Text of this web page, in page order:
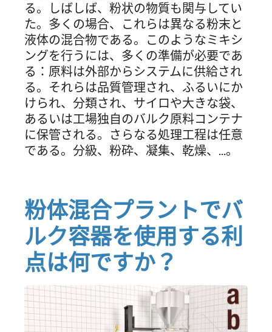
る。しばしば、粉状の物質も関与してい
た。多くの場合、これらは異なる粉末と
液体の混合物である。このようなミキシ
ングを行うには、多くの準備が必要であ
る：原料は外部からシステムに供給され
る。それらは品質管理され、ふるいにか
けられ、分類され、サイロや大きな袋、
あるいは工場独自のバルク原料コンテナ
に保管される。さらなる処理工程は任意
である。分級、粉砕、凝集、乾燥、...。
粉体混合プラントでバ
ルク容器を使用する利
点は何ですか？